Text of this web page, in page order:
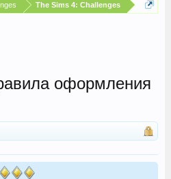
The Sims 4: Challenges
оформления